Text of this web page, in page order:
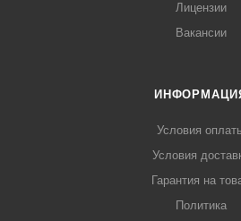
Лицензии
Вакансии
Условия
Условия
Гарантия на
Политика